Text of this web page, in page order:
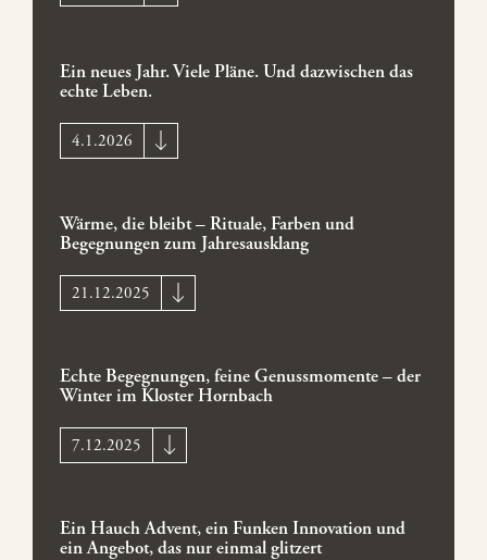
Ein neues Jahr. Viele Pläne. Und dazwischen das
echte Leben.
4.1.2026
Wärme, die bleibt – Rituale, Farben und
Begegnungen zum Jahresausklang
21.12.2025
Echte Begegnungen, feine Genussmomente – der
Winter im Kloster Hornbach
7.12.2025
Ein Hauch Advent, ein Funken Innovation und
ein Angebot, das nur einmal glitzert